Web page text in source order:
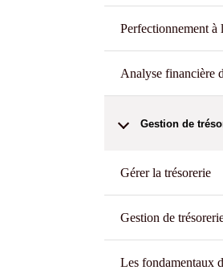
Perfectionnement à
Analyse financière
Gestion de
Gérer la trésorerie
Gestion de
Les fondamentaux